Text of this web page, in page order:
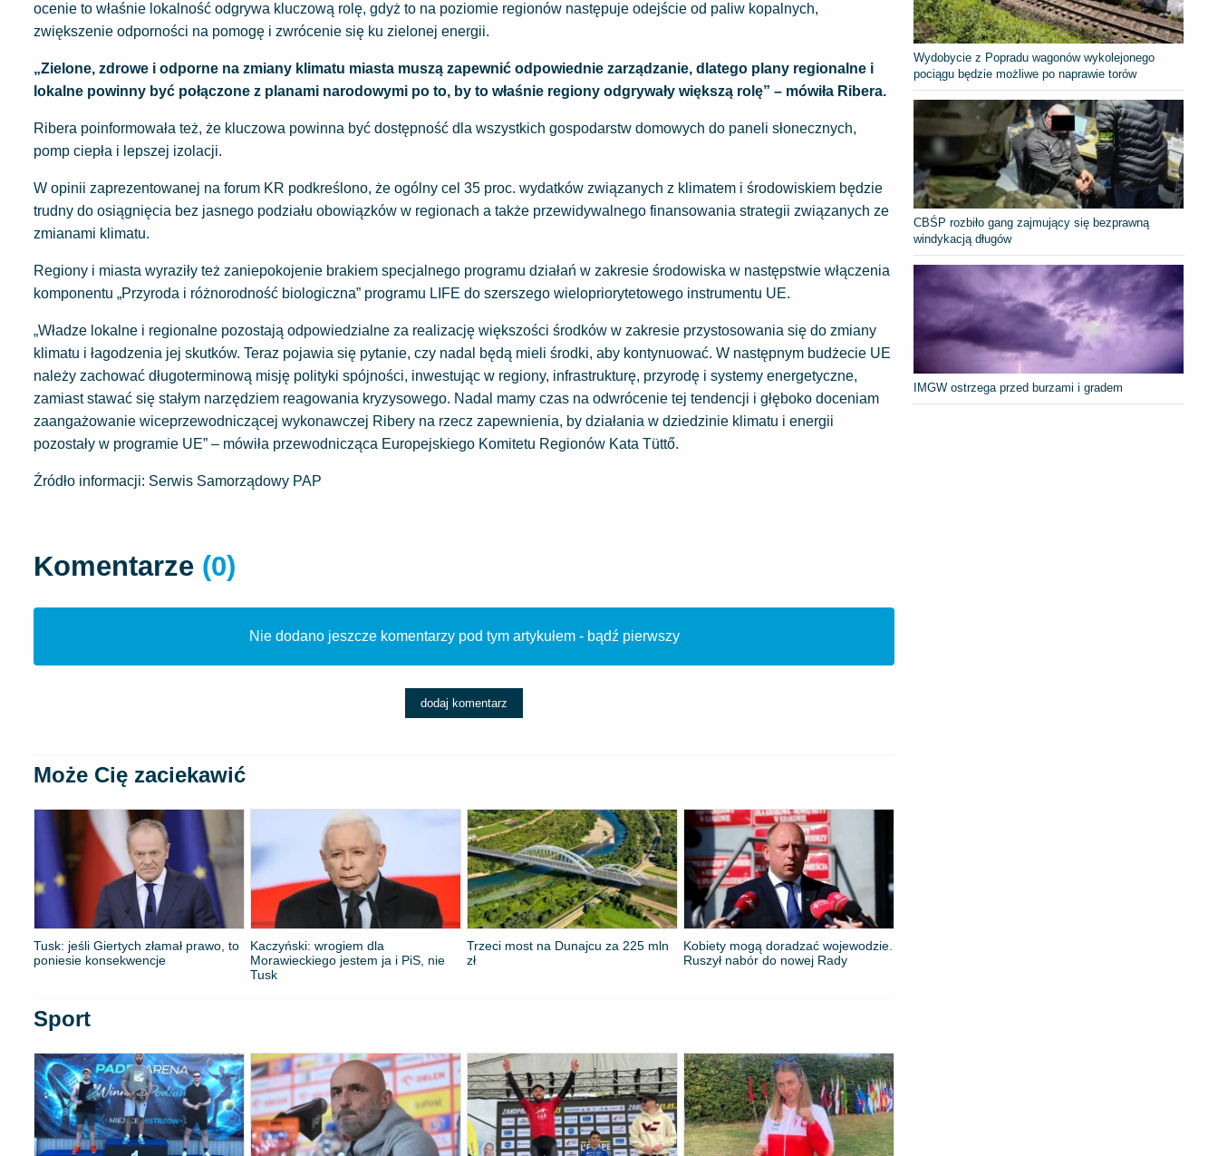
ocenie to właśnie lokalność odgrywa kluczową rolę, gdyż to na poziomie regionów następuje odejście od paliw kopalnych,
zwiększenie odporności na pomogę i zwrócenie się ku zielonej energii.
„Zielone, zdrowe i odporne na zmiany klimatu miasta muszą zapewnić odpowiednie zarządzanie, dlatego plany regionalne i
lokalne powinny być połączone z planami narodowymi po to, by to właśnie regiony odgrywały większą rolę” – mówiła Ribera.
Ribera poinformowała też, że kluczowa powinna być dostępność dla wszystkich gospodarstw domowych do paneli słonecznych,
pomp ciepła i lepszej izolacji.
W opinii zaprezentowanej na forum KR podkreślono, że ogólny cel 35 proc. wydatków związanych z klimatem i środowiskiem będzie
trudny do osiągnięcia bez jasnego podziału obowiązków w regionach a także przewidywalnego finansowania strategii związanych ze
zmianami klimatu.
Regiony i miasta wyraziły też zaniepokojenie brakiem specjalnego programu działań w zakresie środowiska w następstwie włączenia
komponentu „Przyroda i różnorodność biologiczna” programu LIFE do szerszego wielopriorytetowego instrumentu UE.
„Władze lokalne i regionalne pozostają odpowiedzialne za realizację większości środków w zakresie przystosowania się do zmiany
klimatu i łagodzenia jej skutków. Teraz pojawia się pytanie, czy nadal będą mieli środki, aby kontynuować. W następnym budżecie UE
należy zachować długoterminową misję polityki spójności, inwestując w regiony, infrastrukturę, przyrodę i systemy energetyczne,
zamiast stawać się stałym narzędziem reagowania kryzysowego. Nadal mamy czas na odwrócenie tej tendencji i głęboko doceniam
zaangażowanie wiceprzewodniczącej wykonawczej Ribery na rzecz zapewnienia, by działania w dziedzinie klimatu i energii
pozostały w programie UE” – mówiła przewodnicząca Europejskiego Komitetu Regionów Kata Tüttő.
Źródło informacji: Serwis Samorządowy PAP
Komentarze (0)
Nie dodano jeszcze komentarzy pod tym artykułem - bądź pierwszy
dodaj komentarz
Może Cię zaciekawić
Tusk: jeśli Giertych złamał prawo, to
poniesie konsekwencje
Kaczyński: wrogiem dla
Morawieckiego jestem ja i PiS, nie
Tusk
Trzeci most na Dunajcu za 225 mln
zł
Kobiety mogą doradzać wojewodzie.
Ruszył nabór do nowej Rady
Sport
Wydobycie z Popradu wagonów wykolejonego
pociągu będzie możliwe po naprawie torów
CBŚP rozbiło gang zajmujący się bezprawną
windykacją długów
IMGW ostrzega przed burzami i gradem